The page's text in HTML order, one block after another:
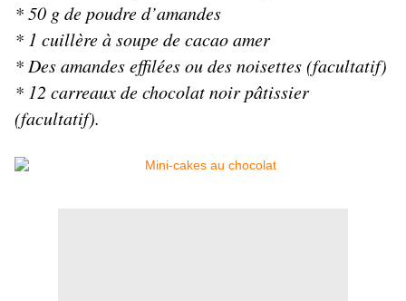
* 50 g de poudre d’amandes
* 1 cuillère à soupe de cacao amer
* Des amandes effilées ou des noisettes (facultatif)
* 12 carreaux de chocolat noir pâtissier
(facultatif).